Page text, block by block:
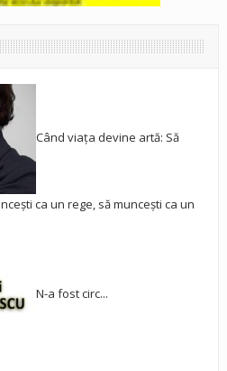
Când viața devine artă: Să
ca un rege, să muncești ca un
N-a fost circ...